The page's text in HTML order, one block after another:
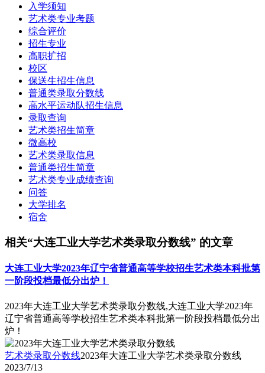
入学须知
艺术类专业考题
综合评价
招生专业
高职扩招
校区
保送生招生信息
普通类录取分数线
高水平运动队招生信息
录取查询
艺术类招生简章
微高校
艺术类录取信息
普通类招生简章
艺术类专业成绩查询
问答
大学排名
宿舍
相关“大连工业大学艺术类录取分数线” 的文章
大连工业大学2023年辽宁省普通高等学校招生艺术类本科批第
一阶段投档最低分出炉！
2023年大连工业大学艺术类录取分数线,大连工业大学2023年
辽宁省普通高等学校招生艺术类本科批第一阶段投档最低分出
炉！
艺术类录取分数线2023年大连工业大学艺术类录取分数线
2023/7/13